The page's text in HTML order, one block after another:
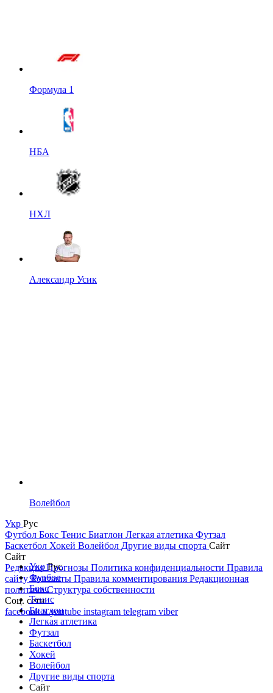
Формула 1
НБА
НХЛ
Александр Усик
Волейбол
Укр Рус
Футбол Бокс Тенис Биатлон Легкая атлетика Футзал
Баскетбол Хокей Волейбол Другие виды спорта Сайт
Сайт
РедакцияПрогнозы Политика конфиденциальности Правила
сайтуКонтакты Правила комментирования Редакционная
политикаСтруктура собственности
Соц. сети
facebookxyoutube instagram telegram viber
УкрРус
Футбол
Бокс
Тенис
Биатлон
Легкая атлетика
Футзал
Баскетбол
Хокей
Волейбол
Другие виды спорта
Сайт